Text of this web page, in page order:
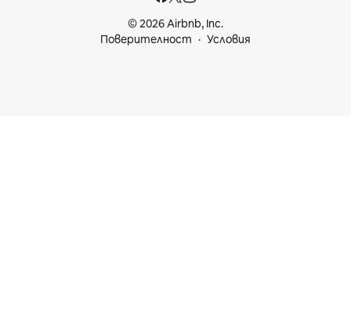
© 2026 Airbnb, Inc.
Поверителност
Условия